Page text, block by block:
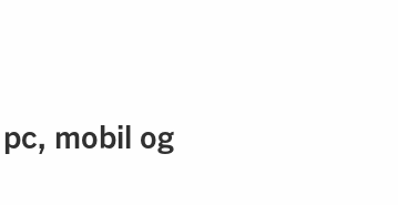
mobil og